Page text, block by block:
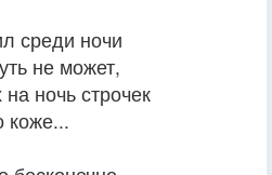
среди ночи
не может,
ночь строчек
коже...